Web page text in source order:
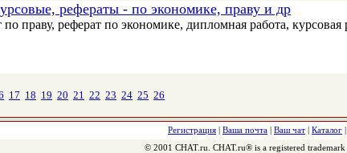
рефераты - по экономике, праву и др
праву, реферат по экономике, дипломная работа,
17 18 19 20 21 22 23 24 25 26
Регистрация | Ваша почта | Ваш чат | Каталог |
© 2001 CHAT.ru. CHAT.ru® is a registered